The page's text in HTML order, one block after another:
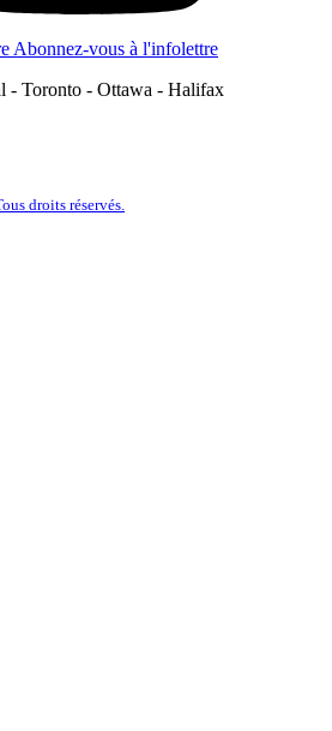
Abonnez-vous à l'infolettre
- Toronto - Ottawa - Halifax
droits réservés.